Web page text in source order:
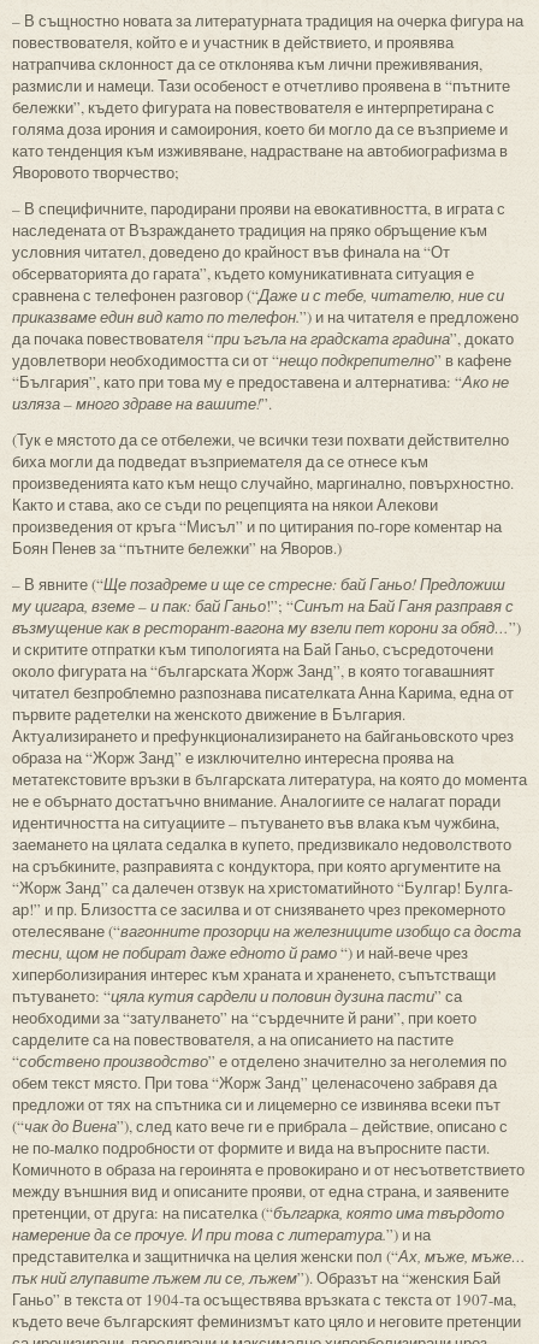
– В същностно новата за литературната традиция на очерка фигура на
повествователя, който е и участник в действието, и проявява
натрапчива склонност да се отклонява към лични преживявания,
размисли и намеци. Тази особеност е отчетливо проявена в “пътните
бележки”, където фигурата на повествователя е интерпретирана с
голяма доза ирония и самоирония, което би могло да се възприеме и
като тенденция към изживяване, надрастване на автобиографизма в
Яворовото творчество;
– В специфичните, пародирани прояви на евокативността, в играта с
наследената от Възраждането традиция на пряко обръщение към
условния читател, доведено до крайност във финала на “От
обсерваторията до гарата”, където комуникативната ситуация е
сравнена с телефонен разговор (“Даже и с тебе, читателю, ние си
приказваме един вид като по телефон.”) и на читателя е предложено
да почака повествователя “при ъгъла на градската градина”, докато
удовлетвори необходимостта си от “нещо подкрепително” в кафене
“България”, като при това му е предоставена и алтернатива: “Ако не
изляза – много здраве на вашите!”.
(Тук е мястото да се отбележи, че всички тези похвати действително
биха могли да подведат възприемателя да се отнесе към
произведенията като към нещо случайно, маргинално, повърхностно.
Както и става, ако се съди по рецепцията на някои Алекови
произведения от кръга “Мисъл” и по цитирания по-горе коментар на
Боян Пенев за “пътните бележки” на Яворов.)
– В явните (“Ще позадреме и ще се стресне: бай Ганьо! Предложиш
му цигара, вземе – и пак: бай Ганьо!”; “Синът на Бай Ганя разправя с
възмущение как в ресторант-вагона му взели пет корони за обяд…”)
и скритите отпратки към типологията на Бай Ганьо, съсредоточени
около фигурата на “българската Жорж Занд”, в която тогавашният
читател безпроблемно разпознава писателката Анна Карима, една от
първите радетелки на женското движение в България.
Актуализирането и префункционализирането на байганьовското чрез
образа на “Жорж Занд” е изключително интересна проява на
метатекстовите връзки в българската литература, на която до момента
не е обърнато достатъчно внимание. Аналогиите се налагат поради
идентичността на ситуациите – пътуването във влака към чужбина,
заемането на цялата седалка в купето, предизвикало недоволството
на сръбкините, разправията с кондуктора, при която аргументите на
“Жорж Занд” са далечен отзвук на христоматийното “Булгар! Булга-
ар!” и пр. Близостта се засилва и от снизяването чрез прекомерното
отелесяване (“вагонните прозорци на железниците изобщо са доста
тесни, щом не побират даже едното й рамо“) и най-вече чрез
хиперболизирания интерес към храната и храненето, съпътстващи
пътуването: “цяла кутия сардели и половин дузина пасти” са
необходими за “затулването” на “сърдечните й рани”, при което
сарделите са на повествователя, а на описанието на пастите
“собствено производство” е отделено значително за неголемия по
обем текст място. При това “Жорж Занд” целенасочено забравя да
предложи от тях на спътника си и лицемерно се извинява всеки път
(“чак до Виена”), след като вече ги е прибрала – действие, описано с
не по-малко подробности от формите и вида на въпросните пасти.
Комичното в образа на героинята е провокирано и от несъответствието
между външния вид и описаните прояви, от една страна, и заявените
претенции, от друга: на писателка (“българка, която има твърдото
намерение да се прочуе. И при това с литература.”) и на
представителка и защитничка на целия женски пол (“Ах, мъже, мъже…
пък ний глупавите лъжем ли се, лъжем”). Образът на “женския Бай
Ганьо” в текста от 1904-та осъществява връзката с текста от 1907-ма,
където вече българският феминизмът като цяло и неговите претенции